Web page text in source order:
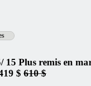
15 Plus remis en
$ 610 $